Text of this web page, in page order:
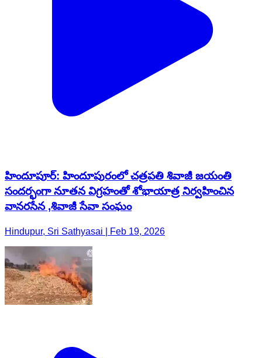
హిందూపూర్‌: హిందూపురంలో చత్రపతి శివాజీ జయంతి
సందర్భంగా నూతన విగ్రహంతో శోభాయాత్ర నిర్వహించిన
వానరసేన ,శివాజీ సేవా సంఘం
Hindupur, Sri Sathyasai | Feb 19, 2026